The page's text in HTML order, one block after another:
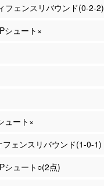
フェンスリバウンド(0-2-2)
シュート×
ュート×
フェンスリバウンド(1-0-1)
シュート○(2点)